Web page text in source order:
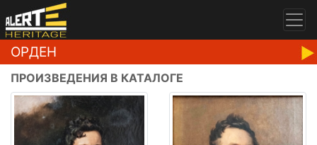
ОРДЕН
ПРОИЗВЕДЕНИЯ В КАТАЛОГЕ